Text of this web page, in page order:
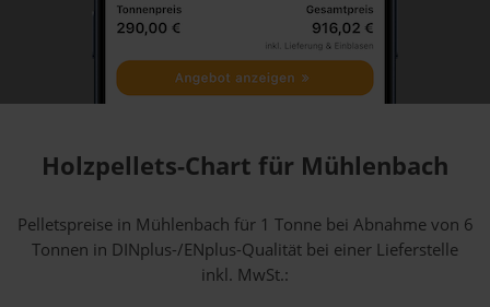
Holzpellets-Chart für Mühlenbach
Pelletspreise in Mühlenbach für 1 Tonne bei Abnahmevon 6
Tonnen in DINplus-/ENplus-Qualität bei einer Lieferstelle
inkl. MwSt.: